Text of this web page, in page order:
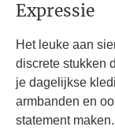
Expressie
Het leuke aan
discrete stukken
je dagelijkse
armbanden en
statement maken.